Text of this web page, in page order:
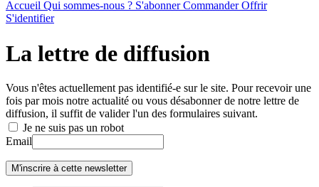
Accueil Qui sommes-nous ? S'abonnerCommanderOffrir
S'identifier
La lettre de diffusion
Vous n'êtes actuellement pas identifié-e sur le site. Pour recevoir une
fois par mois notre actualité ou vous désabonner de notre lettre de
diffusion, il suffit de valider l'un des formulaires suivant.
Je ne suis pas un robot
Email